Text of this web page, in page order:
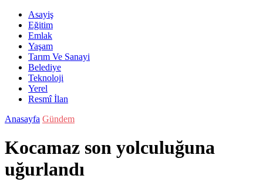
Asayiş
Eğitim
Emlak
Yaşam
Tarım Ve Sanayi
Belediye
Teknoloji
Yerel
Resmî İlan
Anasayfa Gündem
Kocamaz son yolculuğuna
uğurlandı